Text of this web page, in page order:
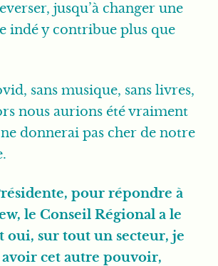
jusqu’à changer une
indé y contribue plus que
sans musique, sans livres,
nous aurions été vraiment
ne donnerai pas cher de notre
pour répondre à
le Conseil Régional a le
oui, sur tout un secteur, je
cet autre pouvoir,